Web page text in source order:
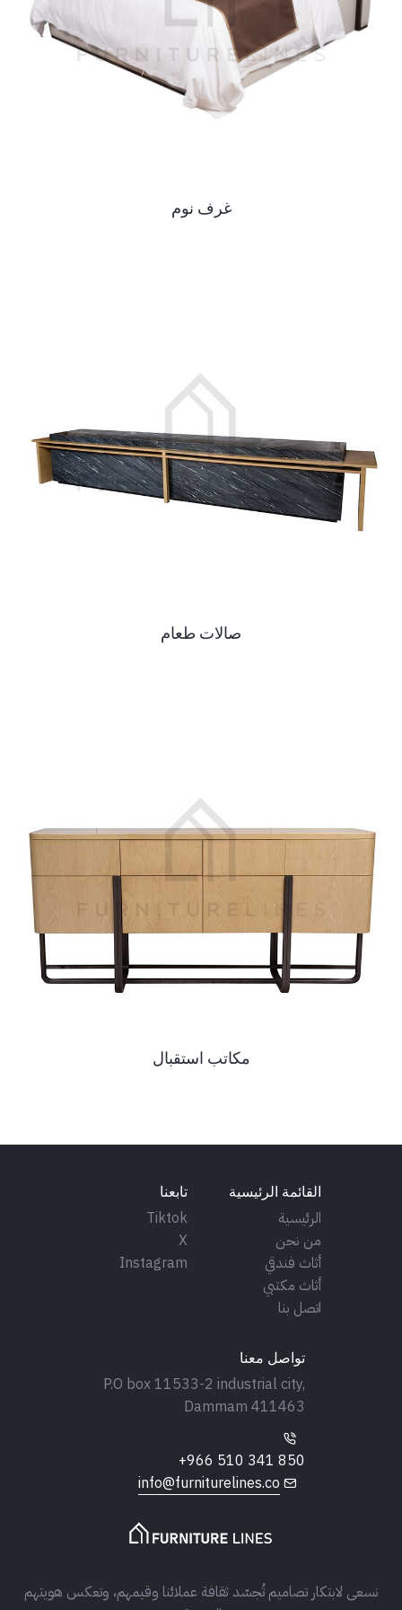
غرف نوم
صالات طعام
مكاتب استقبال
نسعى لابتكار تصاميم تُجسّد ثقافة عملائنا وقيمهم، وتعكس هويتهم
القائمة الرئيسية
الرئيسية
من نحن
أثاث فندقي
أثاث مكتبي
اتصل بنا
تابعنا
Tiktok
X
Instagram
تواصل معنا
P.O box 11533-2 industrial city,
Dammam 411463
+966 510 341 850
info@furniturelines.co